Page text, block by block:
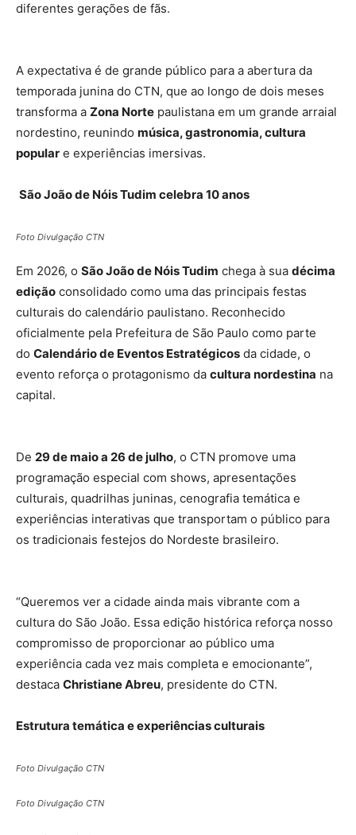
diferentes gerações de fãs.
A expectativa é de grande público para a abertura da
temporada junina do CTN, que ao longo de dois meses
transforma a Zona Norte paulistana em um grande arraial
nordestino, reunindo música, gastronomia, cultura
popular e experiências imersivas.
São João de Nóis Tudim celebra 10 anos
Foto Divulgação CTN
Em 2026, o São João de Nóis Tudim chega à sua décima
edição consolidado como uma das principais festas
culturais do calendário paulistano. Reconhecido
oficialmente pela Prefeitura de São Paulo como parte
do Calendário de Eventos Estratégicos da cidade, o
evento reforça o protagonismo da cultura nordestina na
capital.
De 29 de maio a 26 de julho, o CTN promove uma
programação especial com shows, apresentações
culturais, quadrilhas juninas, cenografia temática e
experiências interativas que transportam o público para
os tradicionais festejos do Nordeste brasileiro.
“Queremos ver a cidade ainda mais vibrante com a
cultura do São João. Essa edição histórica reforça nosso
compromisso de proporcionar ao público uma
experiência cada vez mais completa e emocionante”,
destaca Christiane Abreu, presidente do CTN.
Estrutura temática e experiências culturais
Foto Divulgação CTN
Foto Divulgação CTN